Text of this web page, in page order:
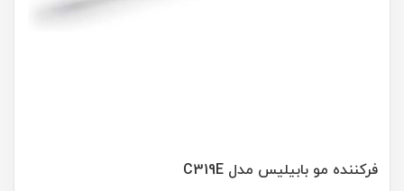
فرکننده مو بابیلیس مدل C319E